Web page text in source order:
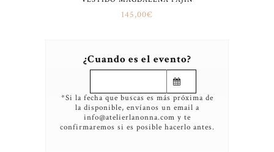
145,00€
¿Cuando es el evento?
*Si la fecha que buscas es más próxima de
la disponible, envíanos un email a
info@atelierlanonna.com y te
confirmaremos si es posible hacerlo antes.